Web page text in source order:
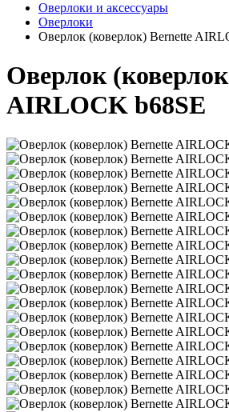
Оверлоки и аксессуары
Оверлоки
Оверлок (коверлок) Bernette
Оверлок
AIRLOCK b68SE